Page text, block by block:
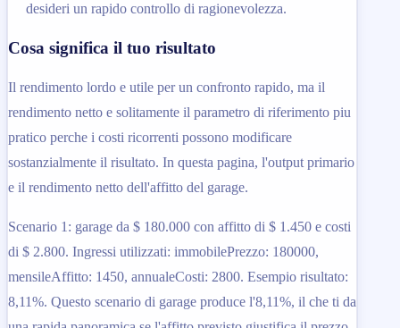
desideri un rapido controllo di ragionevolezza.
Cosa significa il tuo risultato
Il rendimento lordo e utile per un confronto rapido, ma il
rendimento netto e solitamente il parametro di riferimento piu
pratico perche i costi ricorrenti possono modificare
sostanzialmente il risultato. In questa pagina, l'output primario
e il rendimento netto dell'affitto del garage.
Scenario 1: garage da $ 180.000 con affitto di $ 1.450 e costi
di $ 2.800. Ingressi utilizzati: immobilePrezzo: 180000,
mensileAffitto: 1450, annualeCosti: 2800. Esempio risultato:
8,11%. Questo scenario di garage produce l'8,11%, il che ti da